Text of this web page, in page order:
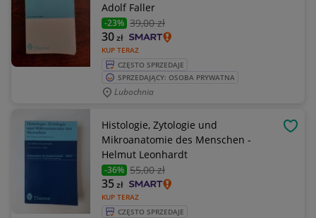
Adolf Faller
-23% 39,00 zł
KUP TERAZ
30zł
CZĘSTO SPRZEDAJE
SPRZEDAJĄCY: OSOBA PRYWATNA
Lubochnia
Histologie, Zytologie und
Mikroanatomie des Menschen -
Helmut Leonhardt
-36% 55,00 zł
KUP TERAZ
35zł
CZĘSTO SPRZEDAJE